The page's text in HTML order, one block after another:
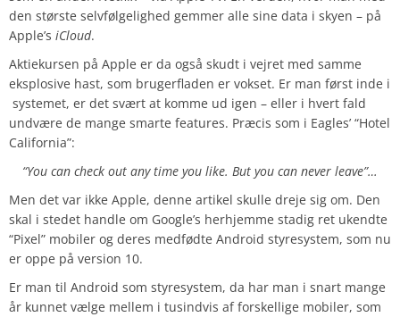
den største selvfølgelighed gemmer alle sine data i skyen – på
Apple’s iCloud.
Aktiekursen på Apple er da også skudt i vejret med samme
eksplosive hast, som brugerfladen er vokset. Er man først inde i
systemet, er det svært at komme ud igen – eller i hvert fald
undvære de mange smarte features. Præcis som i Eagles’ “Hotel
California”:
“You can check out any time you like. But you can never leave”…
Men det var ikke Apple, denne artikel skulle dreje sig om. Den
skal i stedet handle om Google’s herhjemme stadig ret ukendte
“Pixel” mobiler og deres medfødte Android styresystem, som nu
er oppe på version 10.
Er man til Android som styresystem, da har man i snart mange
år kunnet vælge mellem i tusindvis af forskellige mobiler, som